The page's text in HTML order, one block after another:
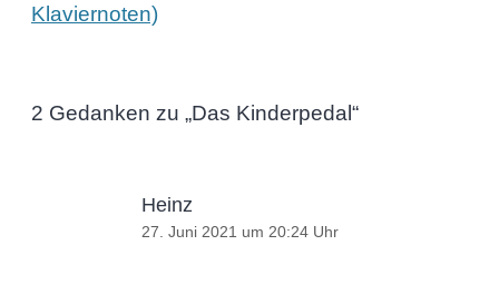
Klaviernoten)
2 Gedanken zu „Das Kinderpedal“
Heinz
27. Juni 2021 um 20:24 Uhr